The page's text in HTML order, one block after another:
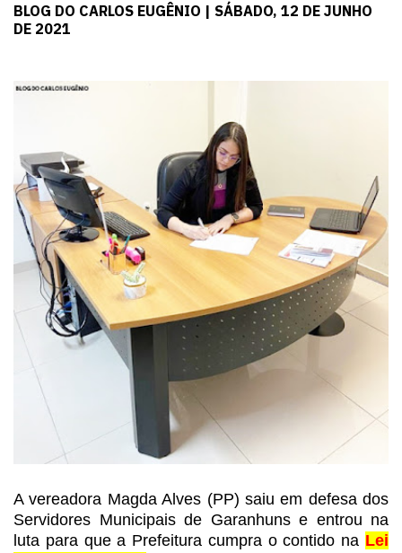
BLOG DO CARLOS EUGÊNIO | SÁBADO, 12 DE JUNHO
DE 2021
A vereadora Magda Alves (PP) saiu em defesa dos
Servidores Municipais de Garanhuns e entrou na
luta para quea Prefeitura cumpra o contido na Lei